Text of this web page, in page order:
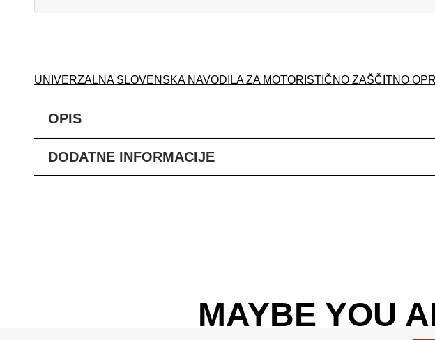
UNIVERZALNA SLOVENSKA NAVODILA ZA MOTORISTIČNO ZAŠČITNO
OPIS
DODATNE INFORMACIJE
MAYBE YOU